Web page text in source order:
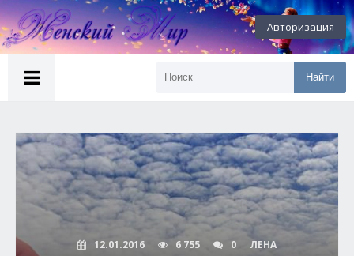
Авторизация
Найти
12.01.2016 6 755 0 ЛЕНА